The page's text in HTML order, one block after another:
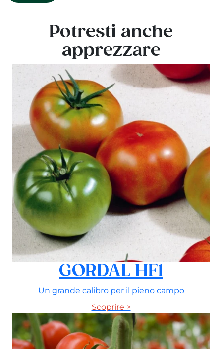
Potresti anche
apprezzare
GORDAL HF1
Un grande calibro per il pieno campo
Scoprire >